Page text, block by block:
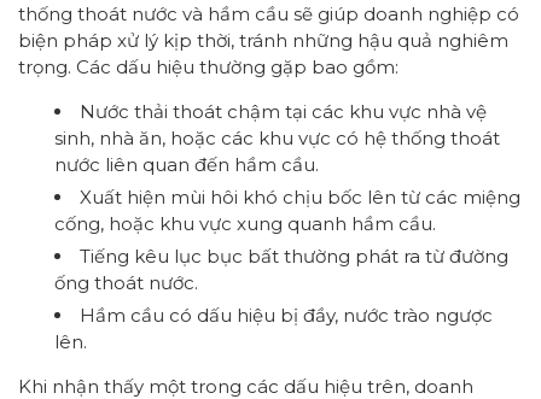
thống thoát nước và hầm cầu sẽ giúp doanh nghiệp có
biện pháp xử lý kịp thời, tránh những hậu quả nghiêm
trọng. Các dấu hiệu thường gặp bao gồm:
Nước thải thoát chậm tại các khu vực nhà vệ
sinh, nhà ăn, hoặc các khu vực có hệ thống thoát
nước liên quan đến hầm cầu.
Xuất hiện mùi hôi khó chịu bốc lên từ các miệng
cống, hoặc khu vực xung quanh hầm cầu.
Tiếng kêu lục bục bất thường phát ra từ đường
ống thoát nước.
Hầm cầu có dấu hiệu bị đầy, nước trào ngược
lên.
Khi nhận thấy một trong các dấu hiệu trên, doanh